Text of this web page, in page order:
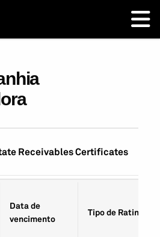
Receivables Certificates
Data de
vencimento
Tipo de Rating